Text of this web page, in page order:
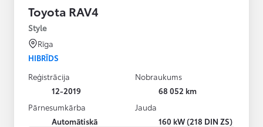
Toyota RAV4
Style
Rīga
HIBRĪDS
Reģistrācija
12-2019
Nobraukums
68 052 km
Pārnesumkārba
Automātiskā
Jauda
160 kW (218 DIN ZS)